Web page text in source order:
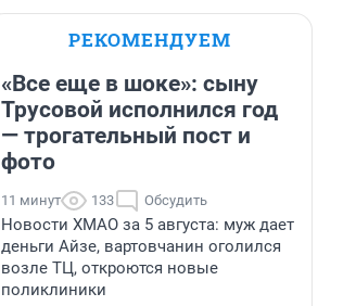
РЕКОМЕНДУЕМ
«Все еще в шоке»: сыну
Трусовой исполнился год
— трогательный пост и
фото
11 минут 133 Обсудить
Новости ХМАО за 5 августа: муж дает
деньги Айзе, вартовчанин оголился
возле ТЦ, откроются новые
поликлиники